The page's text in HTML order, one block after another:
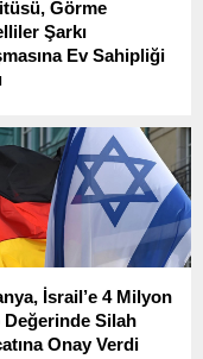
Görme
Şarkı
Ev Sahipliği
görme engelli
uluslararası
sahne imkânı
anlamlı bir etkinliğe
yaptı.
İsrail’e 4 Milyon
Değerinde Silah
Onay Verdi